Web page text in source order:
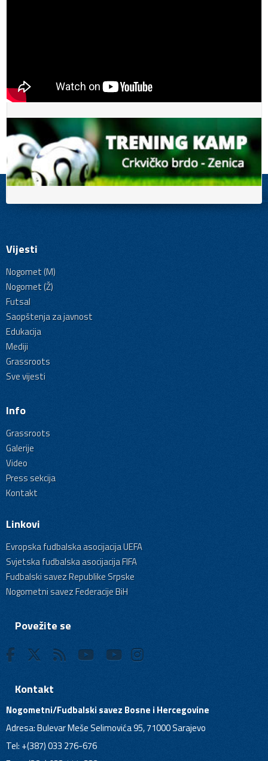
Vijesti
Nogomet (M)
Nogomet (Ž)
Futsal
Saopštenja za javnost
Edukacija
Mediji
Grassroots
Sve vijesti
Info
Grassroots
Galerije
Video
Press sekcija
Kontakt
Linkovi
Evropska fudbalska asocijacija UEFA
Svjetska fudbalska asocijacija FIFA
Fudbalski savez Republike Srpske
Nogometni savez Federacije BiH
Povežite se
Kontakt
Nogometni/Fudbalski savez Bosne i Hercegovine
Adresa: Bulevar Meše Selimovića 95, 71000 Sarajevo
Tel: +(387) 033 276-676